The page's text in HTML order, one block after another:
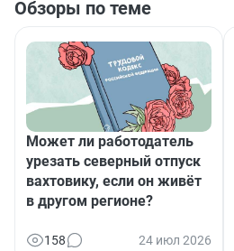
Обзоры по теме
Может ли работодатель
урезать северный отпуск
вахтовику, если он живёт
в другом регионе?
158 24 июл 2026